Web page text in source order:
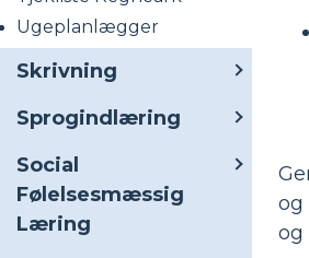
Ugeplanlægger
Skrivning
Sprogindlæring
Social
Følelsesmæssig
Læring
og
og